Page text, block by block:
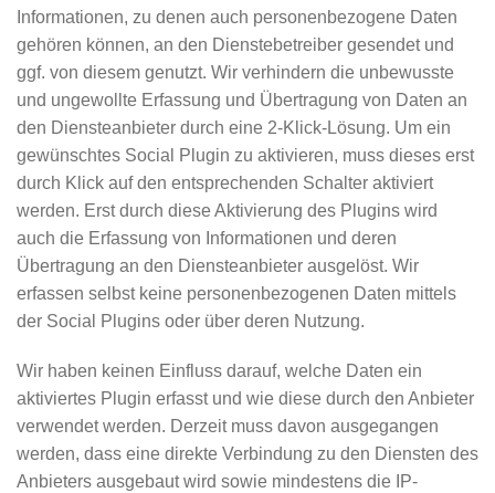
Informationen, zu denen auch personenbezogene Daten
gehören können, an den Dienstebetreiber gesendet und
ggf. von diesem genutzt. Wir verhindern die unbewusste
und ungewollte Erfassung und Übertragung von Daten an
den Diensteanbieter durch eine 2-Klick-Lösung. Um ein
gewünschtes Social Plugin zu aktivieren, muss dieses erst
durch Klick auf den entsprechenden Schalter aktiviert
werden. Erst durch diese Aktivierung des Plugins wird
auch die Erfassung von Informationen und deren
Übertragung an den Diensteanbieter ausgelöst. Wir
erfassen selbst keine personenbezogenen Daten mittels
der Social Plugins oder über deren Nutzung.
Wir haben keinen Einfluss darauf, welche Daten ein
aktiviertes Plugin erfasst und wie diese durch den Anbieter
verwendet werden. Derzeit muss davon ausgegangen
werden, dass eine direkte Verbindung zu den Diensten des
Anbieters ausgebaut wird sowie mindestens die IP-